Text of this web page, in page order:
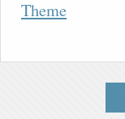
Theme